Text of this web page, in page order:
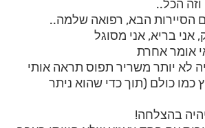
הכל..
הסיירות הבא, רפואה שלמה..
אני בריא, אני מסוגל
אומר אחרת
לא יותר משריר תפוס תראה אותי
כמו כולם (תוך כדי שהוא ניתר
בהצלחה!